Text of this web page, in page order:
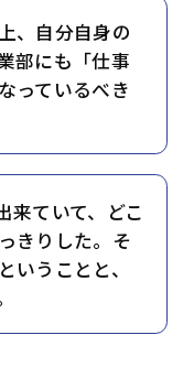
、自分自身の
部にも「仕事
っているべき
来ていて、どこ
きりした。そ
うことと、